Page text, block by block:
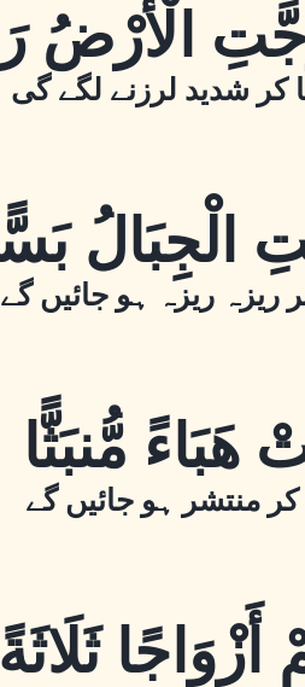
کر شدید لرزنے لگے گی
ریزہ ریزہ ہو جائیں گے
کر منتشر ہو جائیں گے